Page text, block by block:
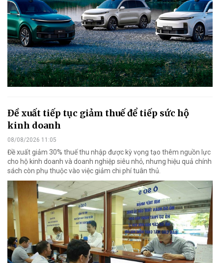
Đề xuất tiếp tục giảm thuế để tiếp sức hộ
kinh doanh
08/08/2026 11:05
Đề xuất giảm 30% thuế thu nhập được kỳ vọng tạo thêm nguồn lực
cho hộ kinh doanh và doanh nghiệp siêu nhỏ, nhưng hiệu quả chính
sách còn phụ thuộc vào việc giảm chi phí tuân thủ.